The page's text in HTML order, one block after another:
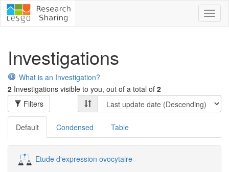
Investigations
What is an Investigation?
2 Investigations visible to you, out of a total of 2
Filters
Default Condensed Table
Etude d'expression ovocytaire